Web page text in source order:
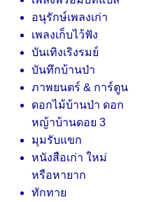
อนุรักษ์เพลงเก่า
เพลงเก็บไว้ฟัง
บันเทิงเริงรมย์
บันทึกบ้านป่า
ภาพยนตร์ & การ์ตูน
ดอกไม้บ้านป่า ดอก
หญ้าบ้านดอย 3
มุมรับแขก
หนังสือเก่า ใหม่
หรือหายาก
ทักทา